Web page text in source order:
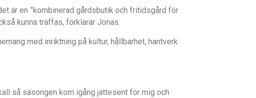
är en ”kombinerad gårdsbutik och fritidsgård för
kunna träffas, förklarar Jonas.
med inriktning på kultur, hållbarhet, hantverk
så säsongen kom igång jättesent för mig och